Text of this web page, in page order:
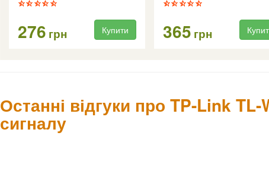
276 грн Купити 365 грн
Останні відгуки про TP-Link
сигналу